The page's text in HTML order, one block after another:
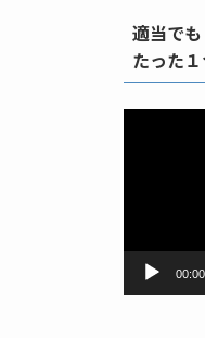
適当で
たった
00:00